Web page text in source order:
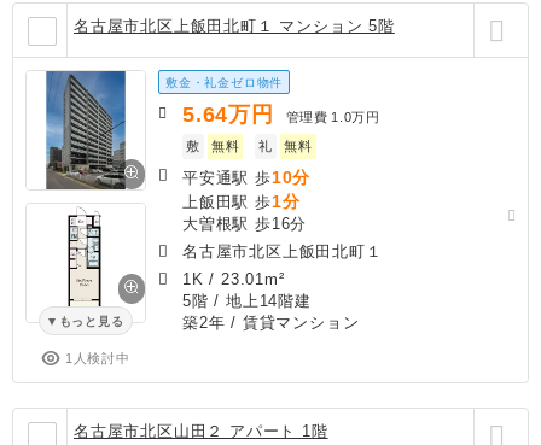
名古屋市北区上飯田北町１ マンション 5階
もっと見る
1人検討中
敷金・礼金ゼロ物件
5.64万円 管理費 1.0万円
敷
無料 礼 無料
平安通駅 歩10分
上飯田駅 歩1分
大曽根駅 歩16分
名古屋市北区上飯田北町１
1K / 23.01m²
5階 / 地上14階建
築2年 / 賃貸マンション
名古屋市北区山田２ アパート 1階